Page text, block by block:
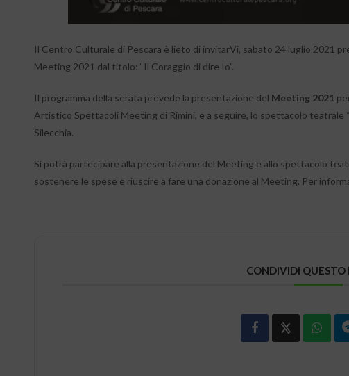
Il Centro Culturale di Pescara è lieto di invitarVi, sabato 24 luglio 2021
Meeting 2021 dal titolo:” Il Coraggio di dire Io”.
Il programma della serata prevede la presentazione del Meeting 2021
Artistico Spettacoli Meeting di Rimini, e a seguire, lo spettacolo teatrale
Silecchia.
Si potrà partecipare alla presentazione del Meeting e allo spettacolo
sostenere le spese e riuscire a fare una donazione al Meeting. Per
CONDIVIDI QUESTO